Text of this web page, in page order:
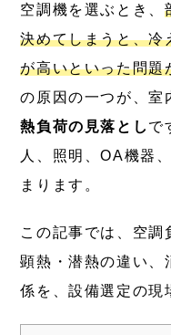
空調機を選ぶとき、
決めてしまうと、冷
が高いといった問題
の原因の一つが、室
熱負荷の見落とし で
人、照明、OA機器
まります。
この記事では、空調
顕熱・潜熱の違い、
係を、設備選定の現